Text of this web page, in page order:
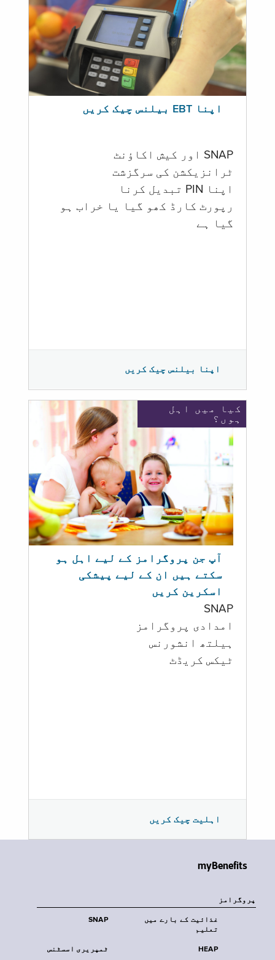
اپنا EBT بیلنس چیک کریں
SNAP اور کیش اکاؤنٹ
ٹرانزیکشن کی سرگزشت
اپنا PIN تبدیل کرنا
رپورٹ کارڈ کھو گیا یا خراب ہو
گيا ہے
اپنا بیلنس چیک کریں
کیا میں اہل
ہوں؟
آپ جن پروگرامز کے لیے اہل ہو
سکتے ہیں ان کے لیے پیشکی
اسکرین کریں
SNAP
امدادی پروگرامز
‏ہیلتھ انشورنس
ٹیکس کریڈٹ
اہلیت چیک کریں
myBenefits
پروگرامز
SNAP
غذائیت کے بارے میں
تعلیم
ٹمپریری اسسٹنس HEAP